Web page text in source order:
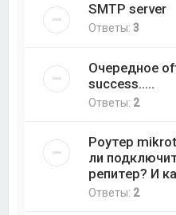
SMTP server
Ответы:3
Очередное
success.....
Ответы: 2
Роутер
ли
репитер? И
Ответы: 2